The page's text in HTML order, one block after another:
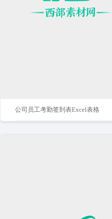
公司员工考勤签到表Excel表格